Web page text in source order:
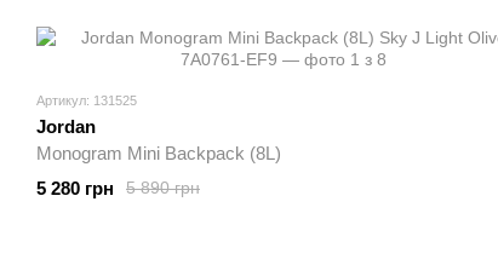
Артикул: 131525
Jordan
Monogram Mini Backpack (8L)
5 890 грн
5 280 грн